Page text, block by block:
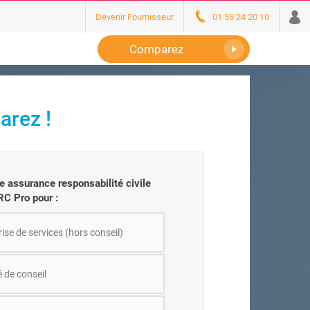
Devenir Fournisseur 01 55 24 20 10
Comparez
!
assurance responsabilité civile
Pro pour :
de services (hors conseil)
de conseil